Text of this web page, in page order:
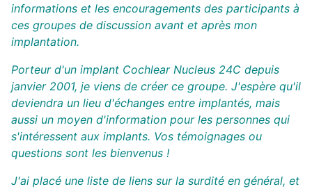
informations et les encouragements des participants à
ces groupes de discussion avant et après mon
implantation.
Porteur d'un implant Cochlear Nucleus 24C depuis
janvier 2001, je viens de créer ce groupe. J'espère qu'il
deviendra un lieu d'échanges entre implantés, mais
aussi un moyen d'information pour les personnes qui
s'intéressent aux implants. Vos témoignages ou
questions sont les bienvenus !
J'ai placé une liste de liens sur la surdité en général, et